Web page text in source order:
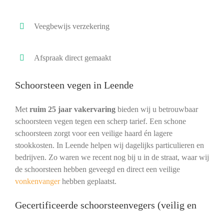
Veegbewijs verzekering
Afspraak direct gemaakt
Schoorsteen vegen in Leende
Met ruim 25 jaar vakervaringbieden wij u betrouwbaar
schoorsteen vegen tegen een scherp tarief. Een schone
schoorsteen zorgt voor een veilige haard én lagere
stookkosten. In Leende helpen wij dagelijks particulieren en
bedrijven. Zo waren we recent nog bij u in de straat, waar wij
de schoorsteen hebben geveegd en direct een veilige
vonkenvangerhebben geplaatst.
Gecertificeerde schoorsteenvegers (veilig en